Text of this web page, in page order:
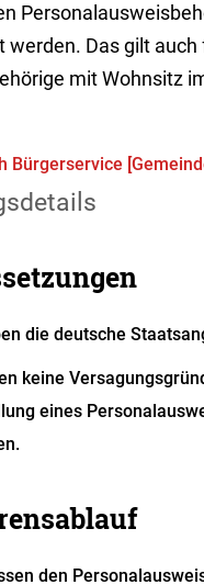
werden. Das gilt
mit Wohnsitz
Bürgerservice
die deutsche
keine
eines
.
den